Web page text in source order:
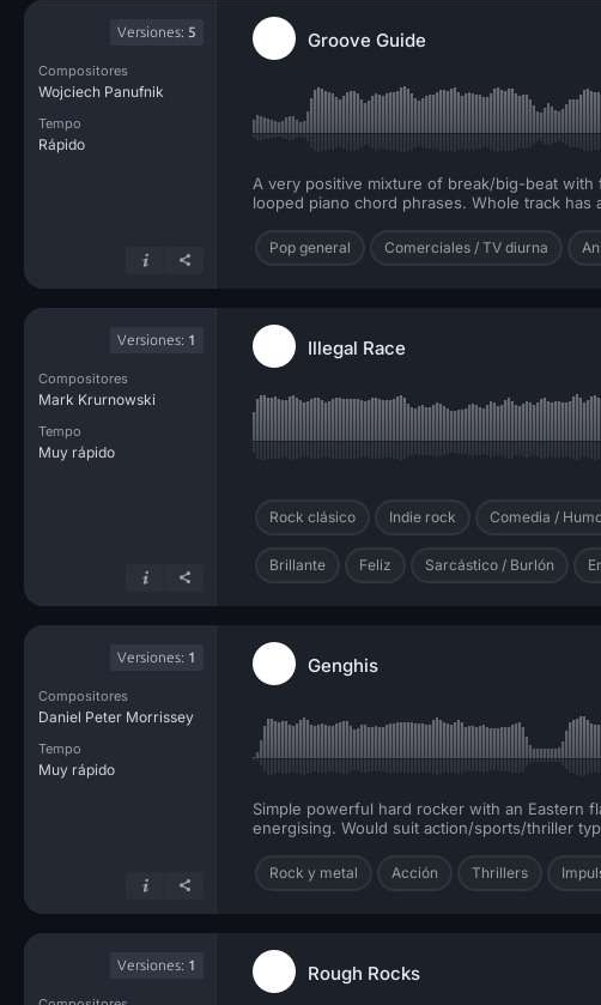
Versiones: 5
Compositores
Wojciech Panufnik
Tempo
Rápido
Groove Guide
A very positive mixture of break/big-beat
looped piano chord phrases. Whole track has
Pop general Comerciales / TV diurna
Versiones: 1
Compositores
Mark Krurnowski
Tempo
Muy rápido
Illegal Race
Rock clásico Indie rock Comedia /
Brillante Feliz Sarcástico / Burlón
Versiones: 1
Compositores
Daniel Peter Morrissey
Tempo
Muy rápido
Genghis
Simple powerful hard rocker with an Eastern
energising. Would suit action/sports/thriller
Rock y metal Acción Thrillers
Versiones: 1 Rough Rocks